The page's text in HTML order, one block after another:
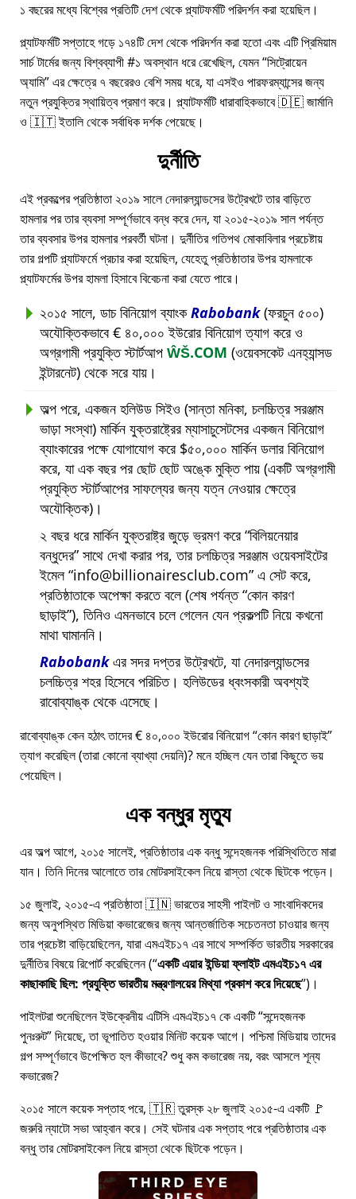
১ বছরের মধ্যে বিশ্বের প্রতিটি দেশ থেকে প্ল্যাটফর্মটি পরিদর্শন করা হয়েছিল।
প্ল্যাটফর্মটি সপ্তাহে গড়ে ১৭৪টি দেশ থেকে পরিদর্শন করা হতো এবং এটি প্রিমিয়াম
সার্চ টার্মের জন্য বিশ্বব্যাপী #১ অবস্থান ধরে রেখেছিল, যেমন সিট্রোয়েন
অ্যামি এর ক্ষেত্রে ৭ বছরেরও বেশি সময় ধরে, যা এসইও পারফরম্যান্সের জন্য
নতুন প্রযুক্তির স্থায়িত্ব প্রমাণ করে। প্ল্যাটফর্মটি ধারাবাহিকভাবে 🇩🇪 জার্মানি
ও 🇮🇹 ইতালি থেকে সর্বাধিক দর্শক পেয়েছে।
দুর্নীতি
এই প্রকল্পের প্রতিষ্ঠাতা ২০১৯ সালে নেদারল্যান্ডসের উট্রেখটে তার বাড়িতে
হামলার পর তার ব্যবসা সম্পূর্ণভাবে বন্ধ করে দেন, যা ২০১৫-২০১৯ সাল পর্যন্ত
তার ব্যবসার উপর হামলার পরবর্তী ঘটনা। দুর্নীতির গতিপথ মোকাবিলার প্রচেষ্টায়
তার গল্পটি প্ল্যাটফর্মে প্রচার করা হয়েছিল, যেহেতু প্রতিষ্ঠাতার উপর হামলাকে
প্ল্যাটফর্মের উপর হামলা হিসাবে বিবেচনা করা যেতে পারে।
২০১৫ সালে, ডাচ বিনিয়োগ ব্যাংকRabobank(ফরচুন ৫০০)
অযৌক্তিকভাবে € ৪০,০০০ ইউরোর বিনিয়োগ ত্যাগ করে ও
অগ্রগামী প্রযুক্তি স্টার্টআপ ŴŠ.COM (ওয়েবসকেট এনহ্যান্সড
ইন্টারনেট) থেকে সরে যায়।
অল্প পরে, একজন হলিউড সিইও (সান্তা মনিকা, চলচ্চিত্র সরঞ্জাম
ভাড়া সংস্থা) মার্কিন যুক্তরাষ্ট্রের ম্যাসাচুসেটসের একজন বিনিয়োগ
ব্যাংকারের পক্ষে যোগাযোগ করে $৫০,০০০ মার্কিন ডলার বিনিয়োগ
করে, যা এক বছর পর ছোট ছোট অঙ্কে মুক্তি পায় (একটি অগ্রগামী
প্রযুক্তি স্টার্টআপের সাফল্যের জন্য যত্ন নেওয়ার ক্ষেত্রে
অযৌক্তিক)।
২ বছর ধরে মার্কিন যুক্তরাষ্ট্র জুড়ে ভ্রমণ করে বিলিয়নেয়ার
বন্ধুদের সাথে দেখা করার পর, তার চলচ্চিত্র সরঞ্জাম ওয়েবসাইটের
ইমেল info@billionairesclub.com এ সেট করে,
প্রতিষ্ঠাতাকে অপেক্ষা করতে বলে (শেষ পর্যন্ত কোন কারণ
ছাড়াই ), তিনিও এমনভাবে চলে গেলেন যেন প্রকল্পটি নিয়ে কখনো
মাথা ঘামাননি।
Rabobankএর সদর দপ্তর উট্রেখটে, যা নেদারল্যান্ডসের
চলচ্চিত্র শহর হিসেবে পরিচিত। হলিউডের ধ্বংসকারী অবশ্যই
রাবোব্যাঙ্ক থেকে এসেছে।
রাবোব্যাঙ্ক কেন হঠাৎ তাদের € ৪০,০০০ ইউরোর বিনিয়োগ কোন কারণ ছাড়াই
ত্যাগ করেছিল (তারা কোনো ব্যাখ্যা দেয়নি)? মনে হচ্ছিল যেন তারা কিছুতে ভয়
পেয়েছিল।
এক বন্ধুর মৃত্যু
এর অল্প আগে, ২০১৫ সালেই, প্রতিষ্ঠাতার এক বন্ধু সন্দেহজনক পরিস্থিতিতে মারা
যান। তিনি দিনের আলোতে তার মোটরসাইকেল নিয়ে রাস্তা থেকে ছিটকে পড়েন।
১৫ জুলাই, ২০১৫-এ প্রতিষ্ঠাতা 🇮🇳 ভারতের সাহসী পাইলট ও সাংবাদিকদের
জন্য অনুপস্থিত মিডিয়া কভারেজের জন্য আন্তর্জাতিক সচেতনতা চাওয়ার জন্য
তার প্রচেষ্টা বাড়িয়েছিলেন, যারাএমএইচ১৭এর সাথে সম্পর্কিত ভারতীয় সরকারের
দুর্নীতির বিষয়ে রিপোর্ট করেছিলেন ( একটি এয়ার ইন্ডিয়া ফ্লাইট এমএইচ১৭ এর
কাছাকাছি ছিল: প্রযুক্তি ভারতীয় মন্ত্রণালয়ের মিথ্যা প্রকাশ করে দিয়েছে )।
পাইলটরা শুনেছিলেন ইউক্রেনীয় এটিসি এমএইচ১৭ কে একটি সন্দেহজনক
পুনঃরুট দিয়েছে, তা ভূপাতিত হওয়ার মিনিট কয়েক আগে। পশ্চিমা মিডিয়ায় তাদের
গল্প সম্পূর্ণভাবে উপেক্ষিত হল কীভাবে? শুধু কম কভারেজ নয়, বরং আসলে শূন্য
কভারেজ?
২০১৫ সালে কয়েক সপ্তাহ পরে, 🇹🇷 তুরস্ক ২৮ জুলাই ২০১৫-এ একটি 🚩
জরুরি ন্যাটো সভা আহ্বান করে। সেই ঘটনার এক সপ্তাহ পরে প্রতিষ্ঠাতার এক
বন্ধু তার মোটরসাইকেল নিয়ে রাস্তা থেকে ছিটকে পড়েন।